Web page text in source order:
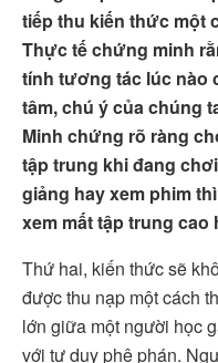
tiếp thu kiến thức một
Thực tế chứng minh
tính tương tác lúc nào
tâm, chú ý của chúng
Minh chứng rõ ràng
tập trung khi đang
giảng hay xem phim
xem mất tập trung cao
Thứ hai, kiến thức sẽ
được thu nạp một cách
lớn giữa một người học
với tư duy phê phán.